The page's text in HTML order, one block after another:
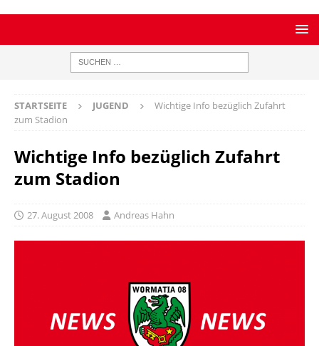
STARTSEITE JUGEND
Wichtige Info bezüglich Zufahrt
zum Stadion
Wichtige Info bezüglich Zufahrt
zum Stadion
27. August 2008 Andreas Hahn